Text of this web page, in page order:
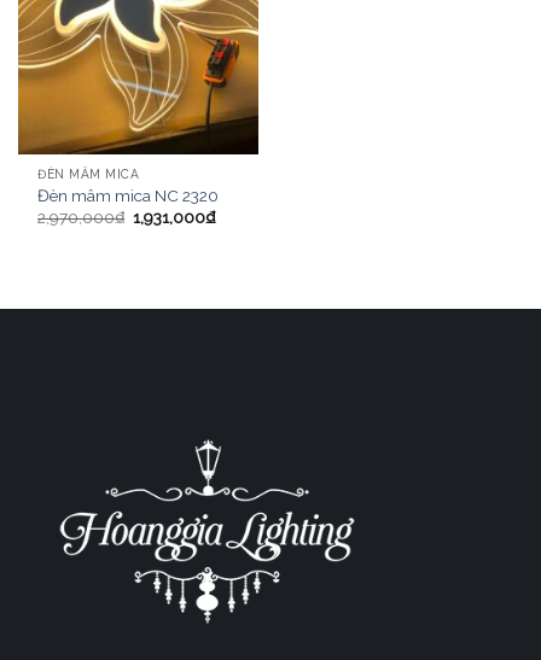
ĐÈN MÂM MICA
Đèn mâm mica NC 2320
2,970,000₫ 1,931,000₫